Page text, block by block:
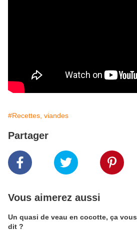
#Recettes, viandes
Partager
Vous aimerez aussi
Un quasi de veau en cocotte, ça vous
dit ?